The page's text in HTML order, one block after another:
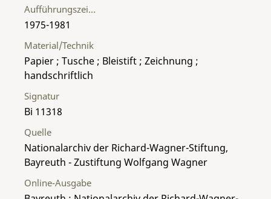
Material/Technik
Papier ; Tusche ; Bleistift ; Zeichnung ;
handschriftlich
Aufführungszeitraum
1975-1981
Signatur
Bi 11318
Quelle
Nationalarchiv der Richard-Wagner-Stiftung,
Bayreuth - Zustiftung Wolfgang Wagner
Online-Ausgabe